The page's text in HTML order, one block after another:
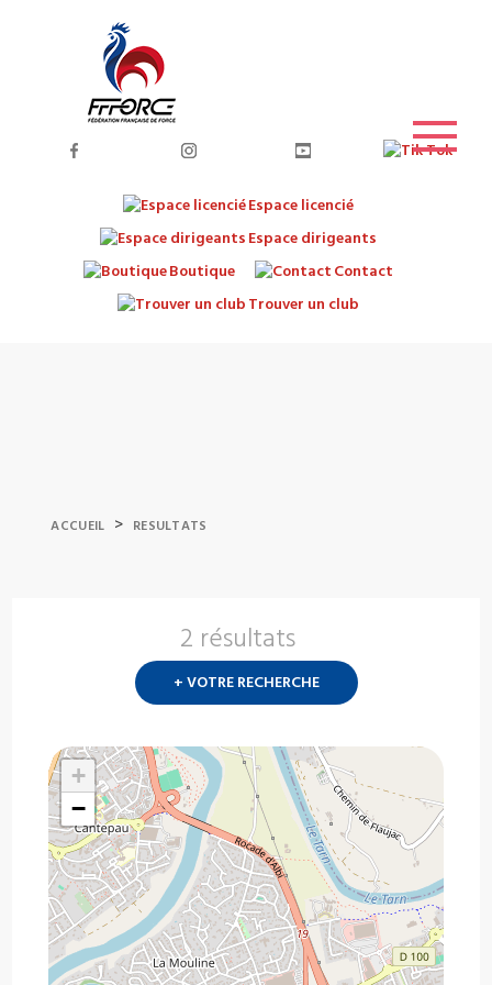
Espace licencié
Espace dirigeants
Boutique
Contact
Trouver un club
ACCUEIL > RESULTATS
2 résultats
+ VOTRE RECHERCHE
+
−